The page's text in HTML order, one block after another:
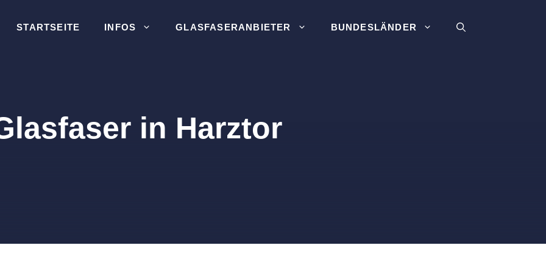
STARTSEITE INFOS GLASFASERANBIETER BUNDESLÄNDER
in Harztor